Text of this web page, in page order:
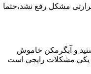
مشکل رفع نشد،حتما
و آبگرمکن خاموش
مشکلات رایجی است